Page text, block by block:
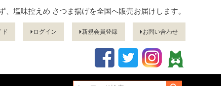
、塩味控えめ さつま揚げを全国へ販売お届けします。
ド ログイン 新規会員登録 お問い合わせ